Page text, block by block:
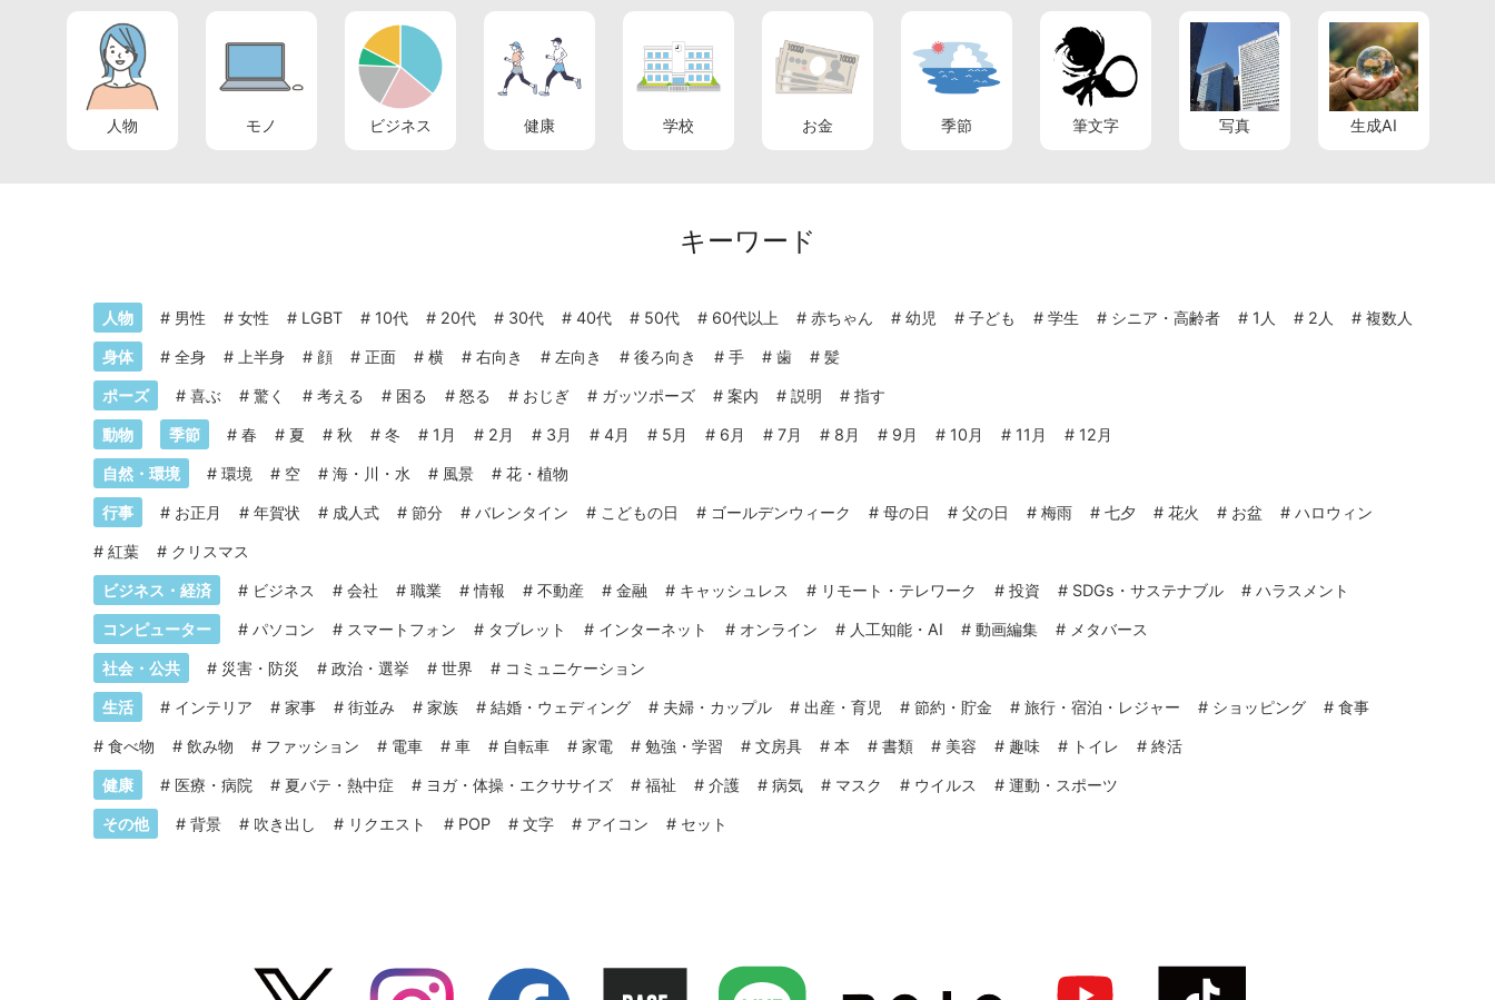
人物 モノ ビジネス 健康 学校 お金 季節 筆文字 写真 生成AI
キーワード
人物 # 男性 # 女性 # LGBT # 10代 # 20代 # 30代 # 40代 # 50代 # 60代以上 # 赤ちゃん # 幼児 # 子ども # 学生 # シニア・高齢者 # 1人 # 2人 # 複数人
身体 # 全身 # 上半身 # 顔 # 正面 # 横 # 右向き # 左向き # 後ろ向き # 手 # 歯 # 髪
ポーズ # 喜ぶ # 驚く # 考える # 困る # 怒る # おじぎ # ガッツポーズ # 案内 # 説明 # 指す
動物 季節 # 春 # 夏 # 秋 # 冬 # 1月 # 2月 # 3月 # 4月 # 5月 # 6月 # 7月 # 8月 # 9月 # 10月 # 11月 # 12月
自然・環境 # 環境 # 空 # 海・川・水 # 風景 # 花・植物
行事 # お正月 # 年賀状 # 成人式 # 節分 # バレンタイン # こどもの日 # ゴールデンウィーク # 母の日 # 父の日 # 梅雨 # 七夕 # 花火 # お盆 # ハロウィン
# 紅葉 # クリスマス
ビジネス・経済 # ビジネス # 会社 # 職業 #情報 # 不動産 # 金融 # キャッシュレス # リモート・テレワーク # 投資 # SDGs・サステナブル # ハラスメント
コンピューター # パソコン # スマートフォン # タブレット # インターネット # オンライン # 人工知能・AI # 動画編集 # メタバース
社会・公共 # 災害・防災 # 政治・選挙 # 世界 # コミュニケーション
生活 # インテリア # 家事 # 街並み # 家族 # 結婚・ウェディング # 夫婦・カップル # 出産・育児 # 節約・貯金 # 旅行・宿泊・レジャー # ショッピング # 食事
# 食べ物 # 飲み物 # ファッション # 電車 # 車 # 自転車 # 家電 # 勉強・学習 # 文房具 # 本 # 書類 # 美容 # 趣味 # トイレ # 終活
健康 # 医療・病院 # 夏バテ・熱中症 # ヨガ・体操・エクササイズ # 福祉 # 介護 # 病気 # マスク # ウイルス # 運動・スポーツ
その他 # 背景 # 吹き出し # リクエスト # POP # 文字 # アイコン # セット